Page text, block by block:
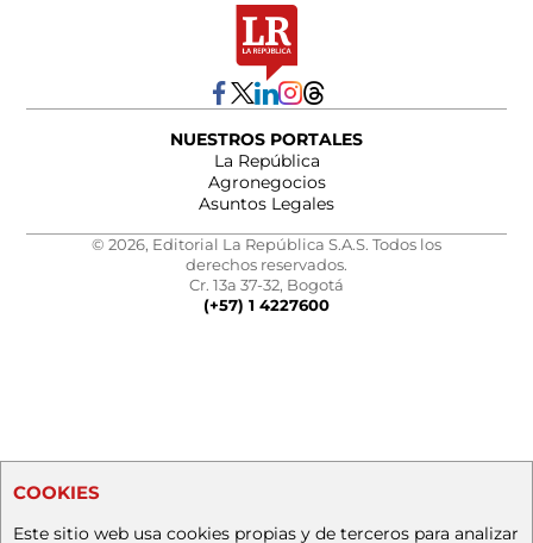
NUESTROS PORTALES
La República
Agronegocios
Asuntos Legales
© 2026, Editorial La República S.A.S. Todos los
derechos reservados.
Cr. 13a 37-32, Bogotá
(+57) 1 4227600
COOKIES
Este sitio web usa cookies propias y de terceros para analizar